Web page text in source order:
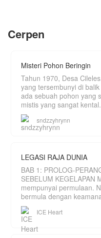
Cerpen
Misteri Pohon Beringin
Tahun 1970, Desa
yang tersembunyi di
ada sebuah pohon yang
sndzzyhrynn
LEGASI RAJA DUNIA
BAB 1: PROLOG-PERANG KUNO
SEBELUM KEGELAPAN
mempunyai permulaan.
bermula dengan keamanan.” Sebelum masa
dihitung, hanya wujud sebu
ICE Heart